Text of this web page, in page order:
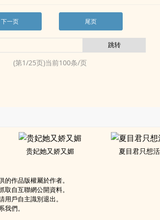
下一页 尾页
(第1/25页)当前100条/页
贵妃她又娇又媚 夏目君只想
作品版權屬於作者。
自互聯網公開資料。
戶自主識別退出。
們。